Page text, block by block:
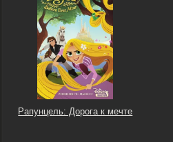
Рапунцель: Дорога к мечте